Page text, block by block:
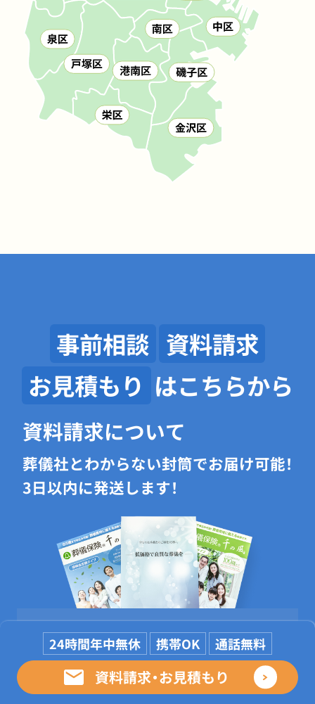
24時間年中無休 携帯OK 通話無料
資料請求・お見積もり
事前相談 資料請求
お見積もり はこちらから
資料請求について
葬儀社とわからない封筒でお届け可能！
3日以内に発送します！
お電話